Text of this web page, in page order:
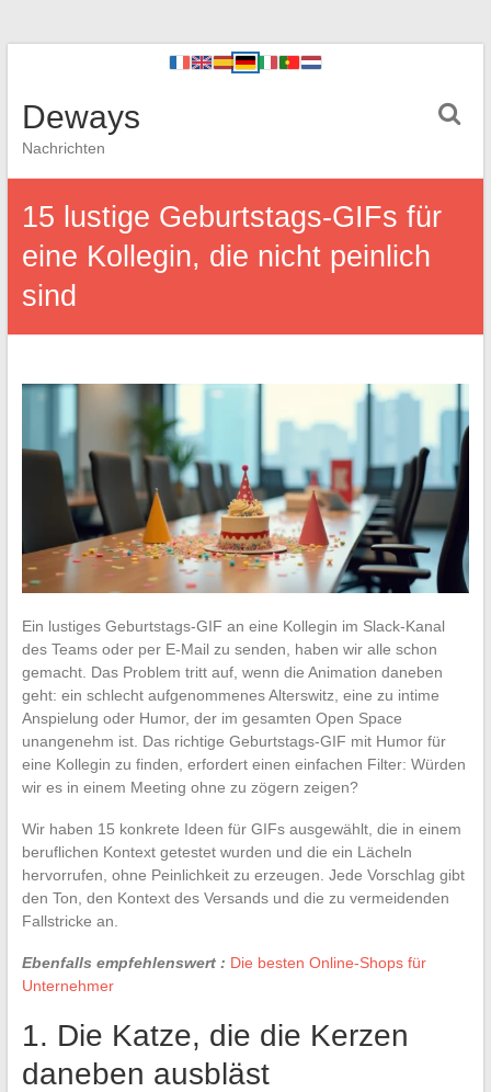
Deways
Nachrichten
15 lustige Geburtstags-GIFs für
eine Kollegin, die nicht peinlich
sind
Ein lustiges Geburtstags-GIF an eine Kollegin im Slack-Kanal
des Teams oder per E-Mail zu senden, haben wir alle schon
gemacht. Das Problem tritt auf, wenn die Animation daneben
geht: ein schlecht aufgenommenes Alterswitz, eine zu intime
Anspielung oder Humor, der im gesamten Open Space
unangenehm ist. Das richtige Geburtstags-GIF mit Humor für
eine Kollegin zu finden, erfordert einen einfachen Filter: Würden
wir es in einem Meeting ohne zu zögern zeigen?
Wir haben 15 konkrete Ideen für GIFs ausgewählt, die in einem
beruflichen Kontext getestet wurden und die ein Lächeln
hervorrufen, ohne Peinlichkeit zu erzeugen. Jede Vorschlag gibt
den Ton, den Kontext des Versands und die zu vermeidenden
Fallstricke an.
Ebenfalls empfehlenswert : Die besten Online-Shops für
Unternehmer
1. Die Katze, die die Kerzen
daneben ausbläst